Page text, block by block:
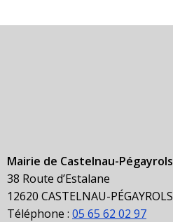
Mairie de Castelnau-Pégayrols
38 Route d’Estalane
12620 CASTELNAU-PÉGAYROLS
Téléphone : 05 65 62 02 97